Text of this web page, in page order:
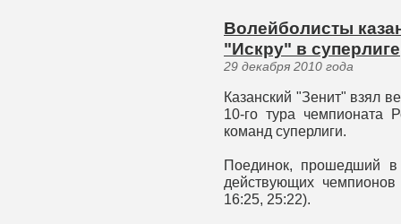
Волейболисты
"Искру" в суперлиге
29 декабря 2010 года
Казанский "Зенит" взял
10-го тура чемпионата
команд суперлиги.
Поединок, прошедший в
действующих
16:25, 25:22).